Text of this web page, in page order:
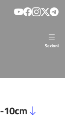
Sezioni
-10cm